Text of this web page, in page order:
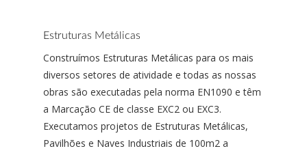
Estruturas Metálicas
Construímos Estruturas Metálicas para os mais
diversos setores de atividade e todas as nossas
obras são executadas pela norma EN1090 e têm
a Marcação CE de classe EXC2 ou EXC3.
Executamos projetos de Estruturas Metálicas,
Pavilhões e Naves Industriais de 100m2 a